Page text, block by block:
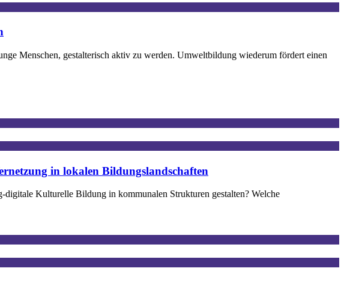
Menschen, gestalterisch aktiv zu werden. Umweltbildung wiederum fördert einen
in lokalen Bildungslandschaften
Kulturelle Bildung in kommunalen Strukturen gestalten? Welche